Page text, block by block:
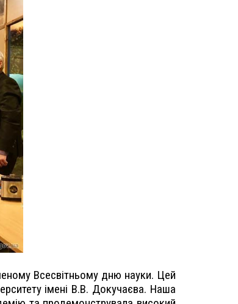
Всесвітньому дню науки. Цей
імені В.В. Докучаєва. Наша